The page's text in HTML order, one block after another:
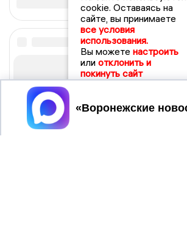
cookie. Оставаясь на
сайте, вы принимаете
все условия
использования.
Вы можете настроить
или отклонить и
покинуть сайт
Принять